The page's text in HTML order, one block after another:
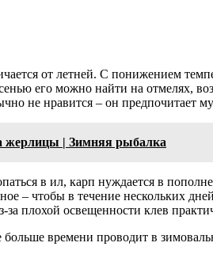
от летней. С понижением
его можно найти на отмелях,
не нравится – он предпочитает
жерлицы | Зимняя рыбалка
в ил, карп нуждается в
– чтобы в течение нескольких
за плохой освещенности клев
времени проводит в